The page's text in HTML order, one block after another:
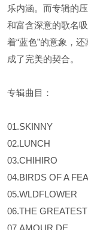
乐内涵。而专辑的
和富含深意的歌名
着“蓝色”的意象，
成了完美的契合。
专辑曲目：
01.SKINNY
02.LUNCH
03.CHIHIRO
04.BIRDS OF A FEA
05.WLDFLOWER
06.THE
07.AMOUR DE